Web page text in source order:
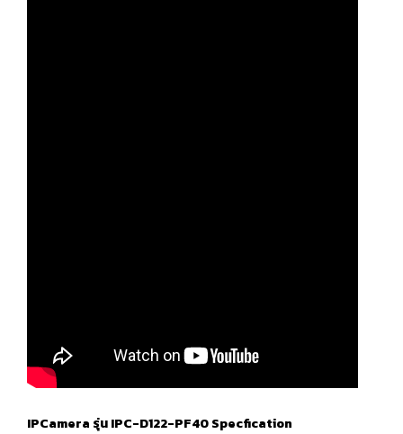
IPCamera รุ่น IPC-D122-PF40 Specfication